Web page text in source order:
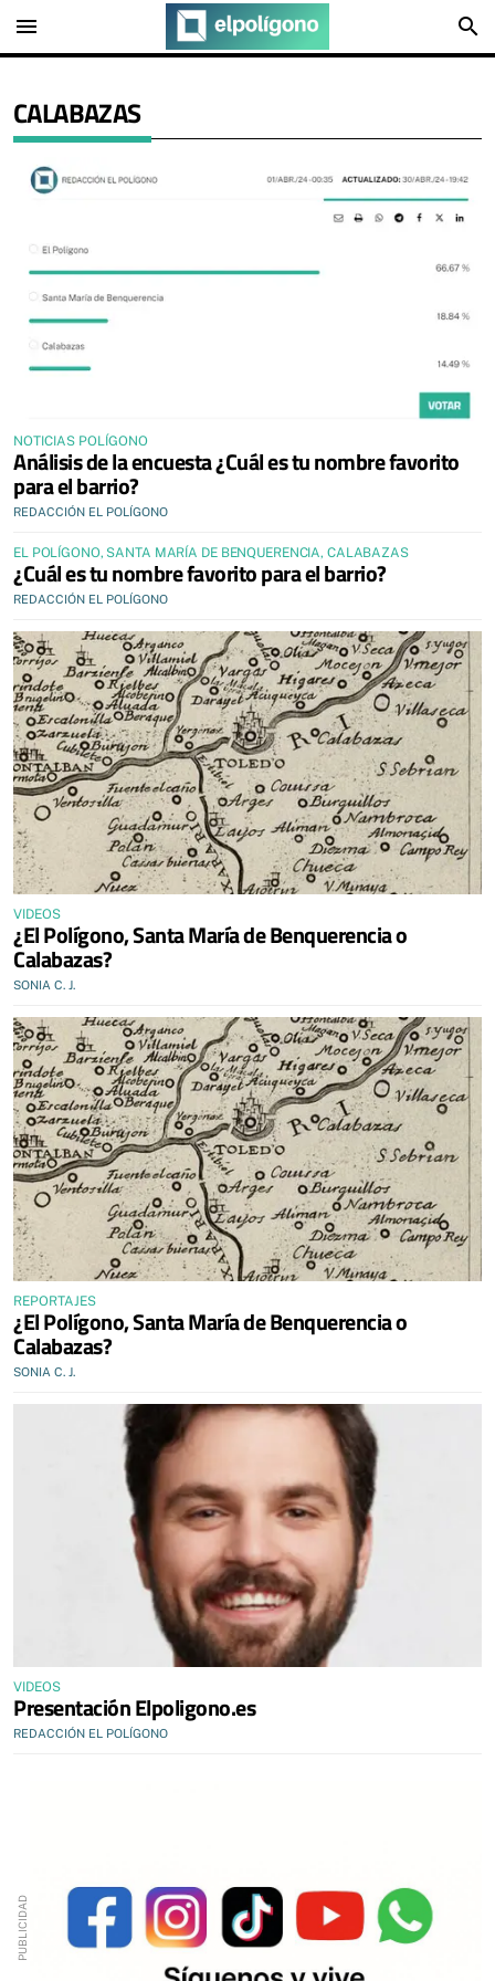
menu search
CALABAZAS
NOTICIAS POLÍGONO
Análisis de la encuesta ¿Cuál es tu nombre favorito
para el barrio?
REDACCIÓN EL POLÍGONO
EL POLÍGONO, SANTA MARÍA DE BENQUERENCIA, CALABAZAS
¿Cuál es tu nombre favorito para el barrio?
REDACCIÓN EL POLÍGONO
VIDEOS
¿El Polígono, Santa María de Benquerencia o
Calabazas?
SONIA C. J.
REPORTAJES
¿El Polígono, Santa María de Benquerencia o
Calabazas?
SONIA C. J.
VIDEOS
Presentación Elpoligono.es
REDACCIÓN EL POLÍGONO